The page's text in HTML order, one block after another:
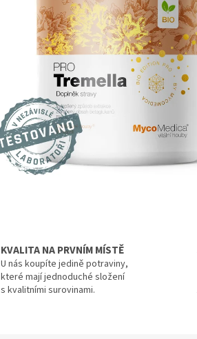
KVALITA NA PRVNÍM MÍSTĚ
U nás koupíte jedině potraviny,
které mají jednoduché složení
s kvalitními surovinami.